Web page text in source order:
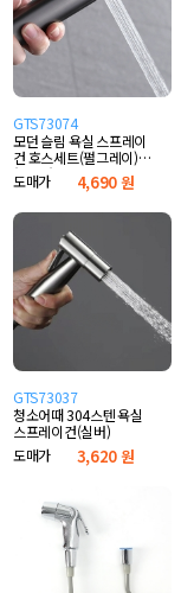
GTS73074
모던 슬림 욕실 스프레이
건 호스세트(펄그레이)
(1.5m)
도매가 4,690 원
GTS73037
청소어때 304스텐 욕실
스프레이건(실버)
도매가
3,620 원